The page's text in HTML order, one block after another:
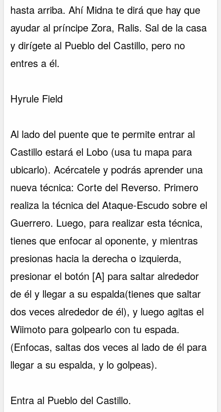
hasta arriba. Ahí Midna te dirá que hay que
ayudar al príncipe Zora, Ralis. Sal de la casa
y dirígete al Pueblo del Castillo, pero no
entres a él.
Hyrule Field
Al lado del puente que te permite entrar al
Castillo estará el Lobo (usa tu mapa para
ubicarlo). Acércatele y podrás aprender una
nueva técnica: Corte del Reverso. Primero
realiza la técnica del Ataque-Escudo sobre el
Guerrero. Luego, para realizar esta técnica,
tienes que enfocar al oponente, y mientras
presionas hacia la derecha o izquierda,
presionar el botón [A] para saltar alrededor
de él y llegar a su espalda(tienes que saltar
dos veces alrededor de él), y luego agitas el
Wiimoto para golpearlo con tu espada.
(Enfocas, saltas dos veces al lado de él para
llegar a su espalda, y lo golpeas).
Entra al Pueblo del Castillo.